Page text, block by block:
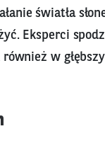
światła
Eksperci
w